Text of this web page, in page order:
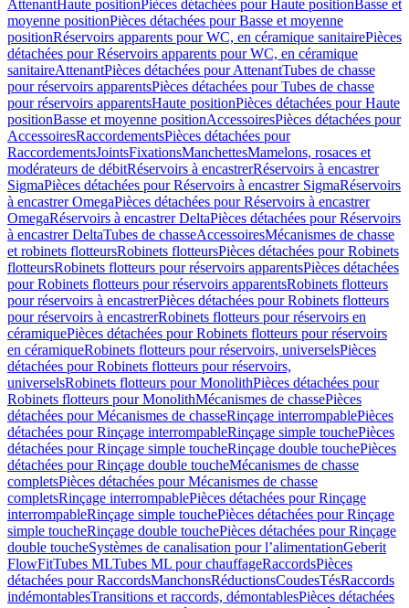
AttenantHaute positionPièces détachées pour Haute positionBasse et
moyenne positionPièces détachées pour Basse et moyenne
positionRéservoirs apparents pour WC, en céramique sanitairePièces
détachées pour Réservoirs apparents pour WC, en céramique
sanitaireAttenantPièces détachées pour AttenantTubes de chasse
pour réservoirs apparentsPièces détachées pour Tubes de chasse
pour réservoirs apparentsHaute positionPièces détachées pour Haute
positionBasse et moyenne positionAccessoiresPièces détachées pour
AccessoiresRaccordementsPièces détachées pour
RaccordementsJointsFixationsManchettesMamelons, rosaces et
modérateurs de débitRéservoirs à encastrerRéservoirs à encastrer
SigmaPièces détachées pour Réservoirs à encastrer SigmaRéservoirs
à encastrer OmegaPièces détachées pour Réservoirs à encastrer
OmegaRéservoirs à encastrer DeltaPièces détachées pour Réservoirs
à encastrer DeltaTubes de chasseAccessoiresMécanismes de chasse
et robinets flotteursRobinets flotteursPièces détachées pour Robinets
flotteursRobinets flotteurs pour réservoirs apparentsPièces détachées
pour Robinets flotteurs pour réservoirs apparentsRobinets flotteurs
pour réservoirs à encastrerPièces détachées pour Robinets flotteurs
pour réservoirs à encastrerRobinets flotteurs pour réservoirs en
céramiquePièces détachées pour Robinets flotteurs pour réservoirs
en céramiqueRobinets flotteurs pour réservoirs, universelsPièces
détachées pour Robinets flotteurs pour réservoirs,
universelsRobinets flotteurs pour MonolithPièces détachées pour
Robinets flotteurs pour MonolithMécanismes de chassePièces
détachées pour Mécanismes de chasseRinçage interrompablePièces
détachées pour Rinçage interrompableRinçage simple touchePièces
détachées pour Rinçage simple toucheRinçage double touchePièces
détachées pour Rinçage double toucheMécanismes de chasse
completsPièces détachées pour Mécanismes de chasse
completsRinçage interrompablePièces détachées pour Rinçage
interrompableRinçage simple touchePièces détachées pour Rinçage
simple toucheRinçage double touchePièces détachées pour Rinçage
double toucheSystèmes de canalisation pour l’alimentationGeberit
FlowFitTubes MLTubes ML pour chauffageRaccordsPièces
détachées pour RaccordsManchonsRéductionsCoudesTésRaccords
indémontablesTransitions et raccords, démontablesPièces détachées